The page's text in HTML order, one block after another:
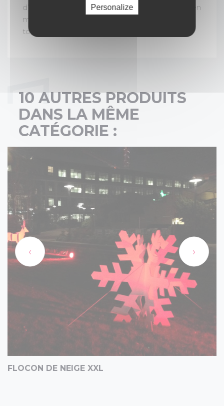
d’une prestation de qualité avec un décor clé en
main, et d’un accompagnement personnalisé
tout au long de votre événement.
10 AUTRES PRODUITS
DANS LA MÊME
CATÉGORIE :
FLOCON DE NEIGE XXL
‹ ›
Personalize